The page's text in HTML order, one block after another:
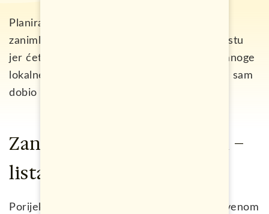
Planirate put u ovu zemlju? Ako tražite
zanimljivosti o Kolumbiji, na pravom ste mjestu
jer ćete u samo 2-3 minute čitanja, otkriti mnoge
lokalne činjenice vezane za ovu zemlju, koje sam
dobio od prijatelja koji žive tamo.
Zanimljivosti o Kolumbiji –
lista
Porijekla imena ove zemlje, koje nosi po čuvenom